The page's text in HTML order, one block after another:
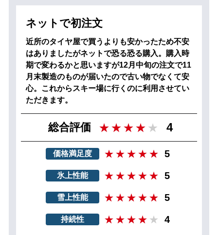
ネットで初注文
近所のタイヤ屋で買うよりも安かったため不安
はありましたがネットで恐る恐る購入。購入時
期で変わるかと思いますが12月中旬の注文で11
月末製造のものが届いたので古い物でなくて安
心。これからスキー場に行くのに利用させてい
ただきます。
総合評価 4
価格満足度 5
氷上性能 5
雪上性能 5
持続性 4